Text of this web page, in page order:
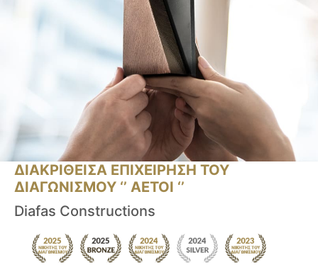
ΔΙΑΚΡΙΘΕΙΣΑ ΕΠΙΧΕΙΡΗΣΗ ΤΟΥ
ΔΙΑΓΩΝΙΣΜΟΥ ‘’ ΑΕΤΟΙ ‘’
Diafas Constructions